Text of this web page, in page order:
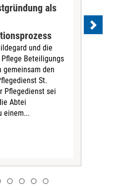
als
und die
Pflege Beteiligungs
gemeinsam den
St.
Pflegedienst sei
Abtei
einem...